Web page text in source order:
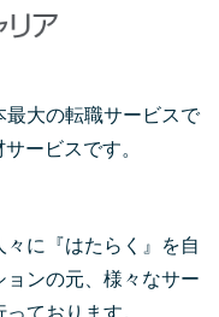
大の転職サービスで
ービスです。
に『はたらく』を自
ンの元、様々なサー
ております。